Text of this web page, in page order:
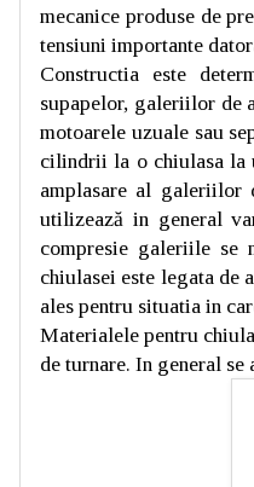
mecanice produse de
tensiuni importante
Constructia este
supapelor, galeriilor de
motoarele uzuale sau
cilindrii la o chiulasa la
amplasare al galeriilor
utilizează in general
compresie galeriile se
chiulasei este legata de
ales pentru situatia in
Materialele pentru
de turnare. In general